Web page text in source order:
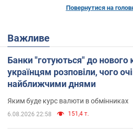
Повернутися на
Важливе
Банки "готуються" до нового
українцям розповіли, чого
найближчими днями
Яким буде курс валюти в обмінниках
6.08.2026 22:58 151,4 т.